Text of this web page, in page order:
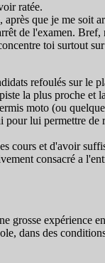
ratée.
que je me soit
de l'examen.
toi surtout
refoulés sur le
la plus proche et
moto (ou
lui permettre de
cours et d'avoir
consacré a
expérience
dans des